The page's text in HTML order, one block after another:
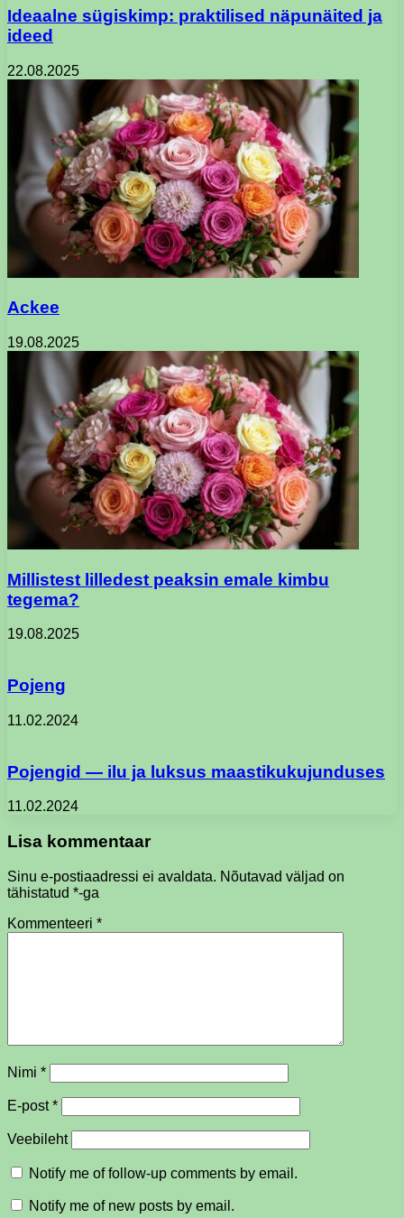
Ideaalne sügiskimp: praktilised näpunäited ja
ideed
22.08.2025
Ackee
19.08.2025
Millistest lilledest peaksin emale kimbu
tegema?
19.08.2025
Pojeng
11.02.2024
Pojengid — ilu ja luksus maastikukujunduses
11.02.2024
Lisa kommentaar
Sinu e-postiaadressi ei avaldata. Nõutavad väljad on
tähistatud *-ga
Kommenteeri *
Nimi *
E-post*
Veebileht
Notify me of follow-up comments by email.
Notify me of new posts by email.